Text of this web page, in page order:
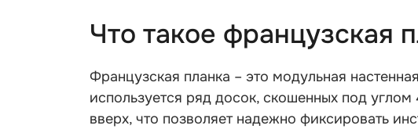
Что такое французская
Французская планка – это модульная
используется ряд досок, скошенных под
вверх, что позволяет надежно фиксировать